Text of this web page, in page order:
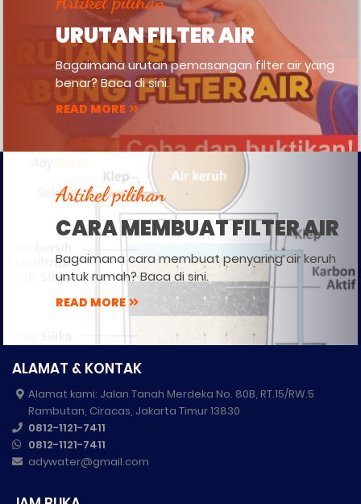
URUTAN FILTER AIR
Bagaimana urutan pemasangan filter air yang
benar? Baca di sini.
READ MORE
Artikel pilihan
CARA MEMBUAT FILTER AIR
Bagaimana cara membuat penyaring air keruh
untuk rumah? Baca di sini.
READ MORE
ALAMAT & KONTAK
Alamat kami: Jalan Tanah Merdeka No. 80B, RT.15/RW.5
Rambutan, Ciracas, Jakarta Timur 13830
0812-1121-7411
0812-1121-7411
adywater@gmail.com